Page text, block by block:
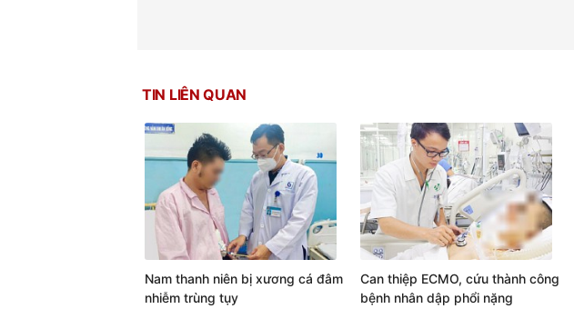
TIN LIÊN QUAN
Nam thanh niên bị xương cá đâm
nhiễm trùng tụy
Can thiệp ECMO, cứu thành công
bệnh nhân dập phổi nặng